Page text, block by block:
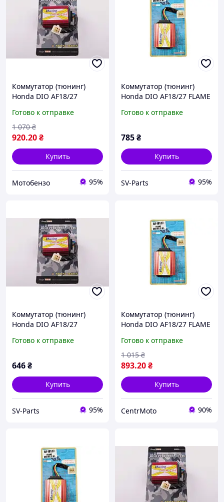
Коммутатор (тюнинг)
Honda DIO AF18/27
Готово к отправке
920.20₴
1 070 ₴
Купить
Мотобензо 95%
Коммутатор (тюнинг)
Honda DIO AF18/27 FLAME
Готово к отправке
785₴
Купить
SV-Parts 95%
Коммутатор (тюнинг)
Honda DIO AF18/27
KJ-K-1151
Готово к отправке
646₴
Купить
SV-Parts 95%
Коммутатор (тюнинг)
Honda DIO AF18/27 FLAME
Готово к отправке
893.20₴
1 015 ₴
Купить
CentrMoto 90%